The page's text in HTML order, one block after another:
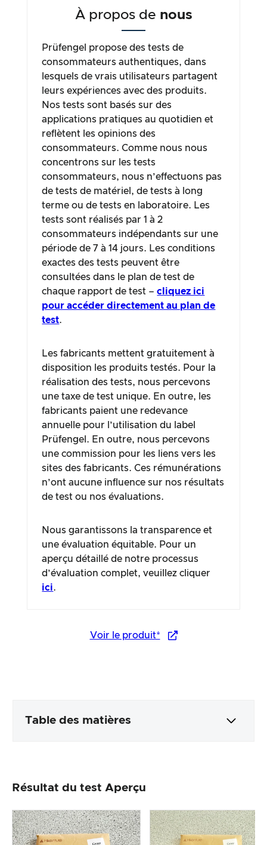
À propos de nous
Prüfengel propose des tests de
consommateurs authentiques, dans
lesquels de vrais utilisateurs partagent
leurs expériences avec des produits.
Nos tests sont basés sur des
applications pratiques au quotidien et
reflètent les opinions des
consommateurs. Comme nous nous
concentrons sur les tests
consommateurs, nous n’effectuons pas
de tests de matériel, de tests à long
terme ou de tests en laboratoire. Les
tests sont réalisés par 1 à 2
consommateurs indépendants sur une
période de 7 à 14 jours. Les conditions
exactes des tests peuvent être
consultées dans le plan de test de
chaque rapport de test –cliquez ici
pour accéder directement au plan de
test.
Les fabricants mettent gratuitement à
disposition les produits testés. Pour la
réalisation des tests, nous percevons
une taxe de test unique. En outre, les
fabricants paient une redevance
annuelle pour l’utilisation du label
Prüfengel. En outre, nous percevons
une commission pour les liens vers les
sites des fabricants. Ces rémunérations
n’ont aucune influence sur nos résultats
de test ou nos évaluations.
Nous garantissons la transparence et
une évaluation équitable. Pour un
aperçu détaillé de notre processus
d’évaluation complet, veuillez cliquer
ici.
Voir le produit*
Table des matières
Traitement des produits & apparence
Le test pratique
Résultat du test Aperçu